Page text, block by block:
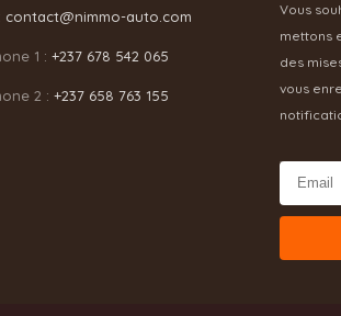
contact@nimmo-auto.com
1 : +237 678 542 065
2 : +237 658 763 155
Vous
mettons
des
vous